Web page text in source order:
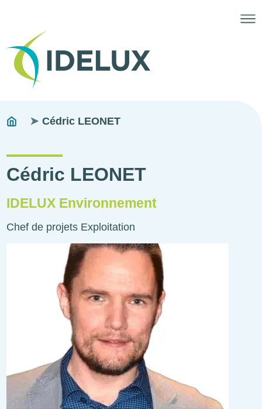
Fils
You
Cédric LEONET
Cédric LEONET
IDELUX Environnement
Chef de projets Exploitation